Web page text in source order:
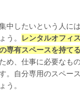
中したいという人に
う。
レンタルオフィ
専有スペースを持てる
め、仕事に必要なも
。自分専用のスペー
う。